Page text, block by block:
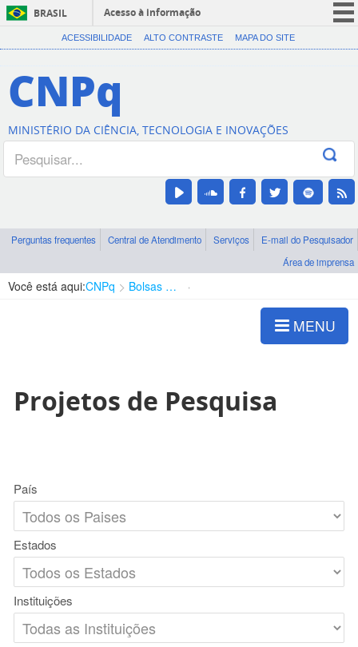
BRASIL
Acesso à informação
CORONAVÍRUS (COVID-19)
Canais
ACESSIBILIDADE ALTO CONTRASTE MAPA DO SITE
CNPq
MINISTÉRIO DA CIÊNCIA, TECNOLOGIA E INOVAÇÕES
Perguntas frequentes Central de Atendimento Serviços
E-mail do Pesquisador
Área de imprensa
Você está aqui:CNPq Bolsas e Auxílios Vigentes
MENU
Projetos de Pesquisa
País
Estados
Instituições